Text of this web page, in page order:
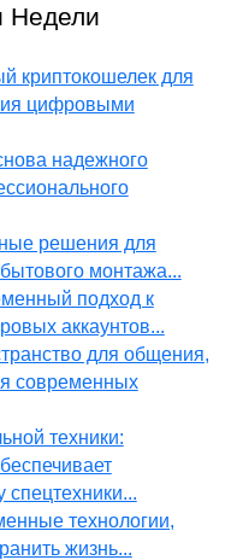
Недели
криптокошелек для
цифровыми
надежного
решения для
монтажа...
подход к
аккаунтов...
для общения,
современных
техники:
спецтехники...
технологии,
жизнь...